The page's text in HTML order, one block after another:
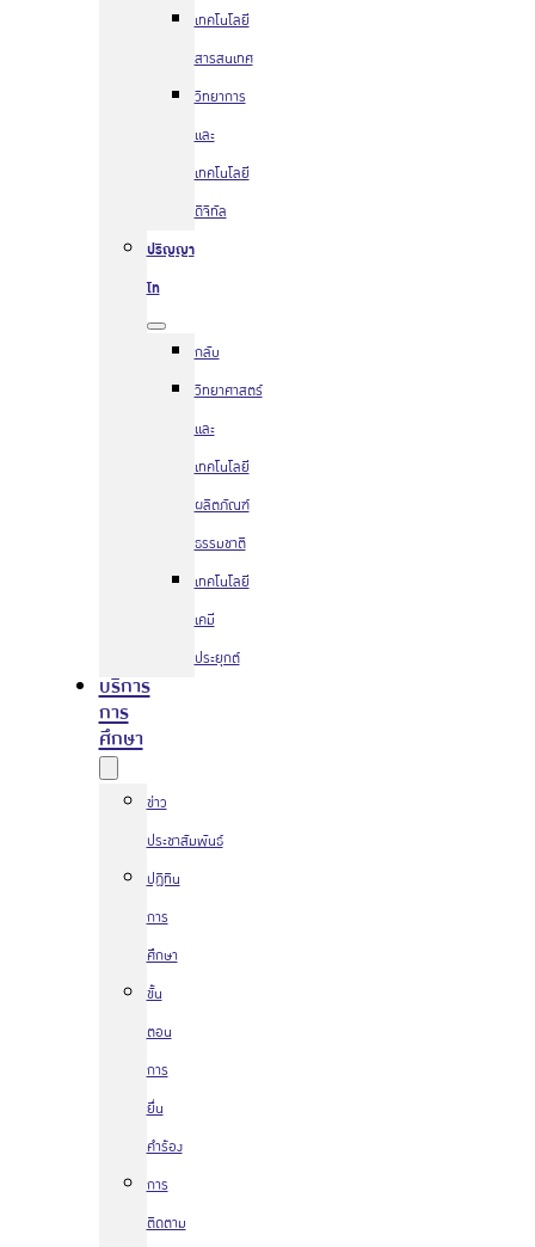
เทคโนโลยี
สารสนเทศ
วิทยาการ
และ
เทคโนโลยี
ดิจิทัล
ปริญญา
โท
กลับ
วิทยาศาสตร์
และ
เทคโนโลยี
ผลิตภัณฑ์
ธรรมชาติ
เทคโนโลยี
เคมี
ประยุกต์
บริการ
การ
ศึกษา
ข่าว
ประชาสัมพันธ์
ปฏิทิน
การ
ศึกษา
ขั้น
ตอน
การ
ยื่น
คำร้อง
การ
ติดตาม